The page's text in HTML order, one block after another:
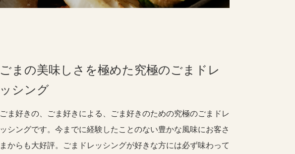
ごまの美味しさを極めた究極のごまドレ
ッシング
ごま好きの、ごま好きによる、ごま好きのための究極のごまドレ
ッシングです。今までに経験したことのない豊かな風味にお客さ
まからも大好評。ごまドレッシングが好きな方には必ず味わって